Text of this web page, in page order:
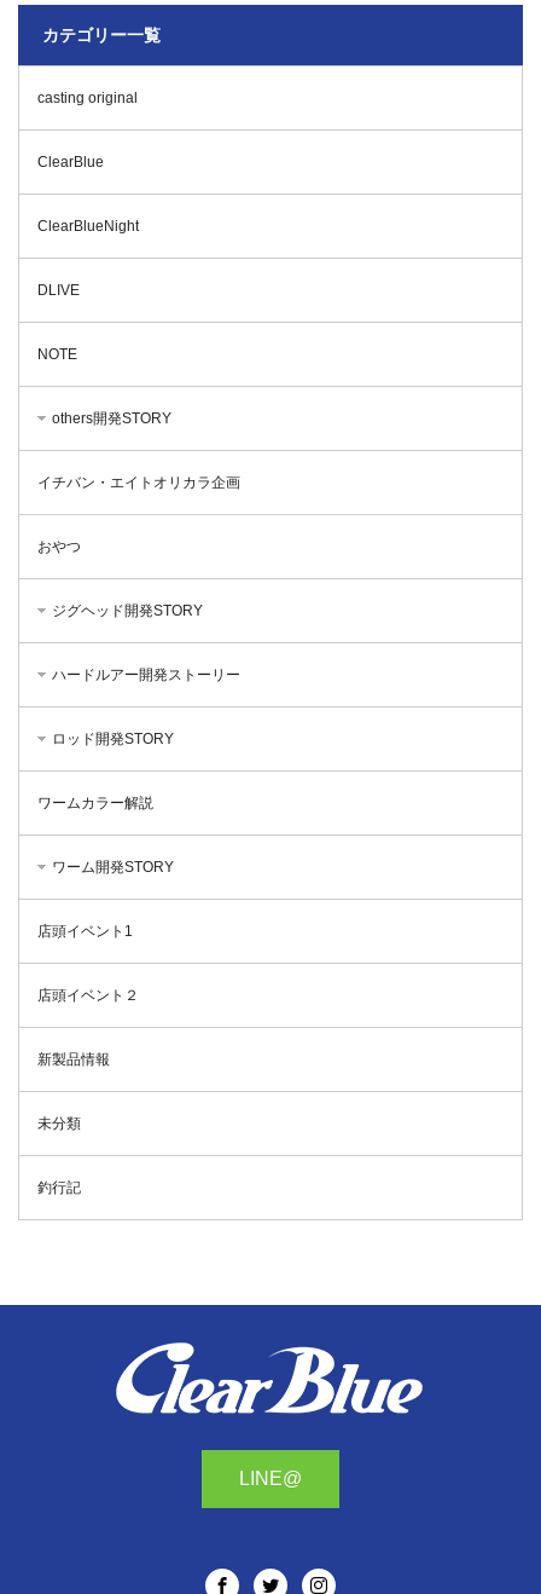
カテゴリー一覧
casting original
ClearBlue
ClearBlueNight
DLIVE
NOTE
others開発STORY
イチバン・エイトオリカラ企画
おやつ
ジグヘッド開発STORY
ハードルアー開発ストーリー
ロッド開発STORY
ワームカラー解説
ワーム開発STORY
店頭イベント1
店頭イベント２
新製品情報
未分類
釣行記
LINE@